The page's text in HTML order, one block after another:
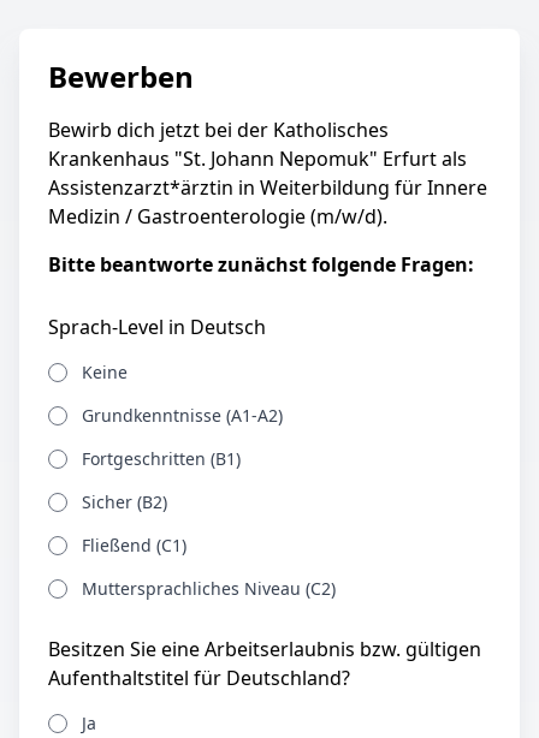
Bewerben
Bewirb dich jetzt bei der Katholisches
Krankenhaus "St. Johann Nepomuk" Erfurt als
Assistenzarzt*ärztin in Weiterbildung für Innere
Medizin / Gastroenterologie (m/w/d).
Bitte beantworte zunächst folgende Fragen:
Sprach-Level in Deutsch
Keine
Grundkenntnisse (A1-A2)
Fortgeschritten (B1)
Sicher (B2)
Fließend (C1)
Muttersprachliches Niveau (C2)
Besitzen Sie eine Arbeitserlaubnis bzw. gültigen
Aufenthaltstitel für Deutschland?
Ja